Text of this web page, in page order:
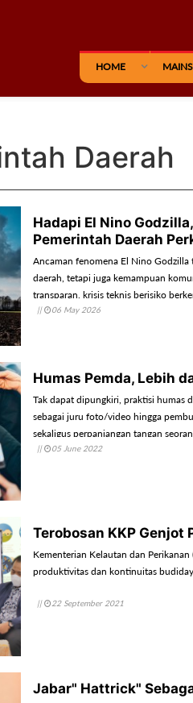
HOME
Daerah
Hadapi El Nino
Pemerintah Daerah
Ancaman fenomena El Nino
daerah, tetapi juga kemampuan
transparan, krisis teknis berisiko
|| 06 May 2026
Humas Pemda, Lebih
Tak dapat dipungkiri, praktisi humas
sebagai juru foto/video hingga
sekaligus perpanjangan tangan
|| 05 June 2022
Terobosan KKP Genjot
Kementerian Kelautan dan
produktivitas dan kontinuitas
|| 22 September 2021
Jabar" Hattrick"